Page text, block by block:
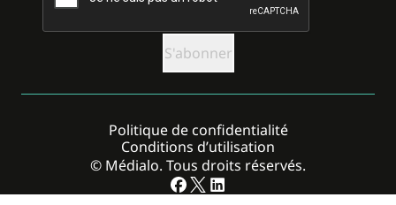
© Médialo. Tous droits réservés.
Politique de confidentialité
Conditions d’utilisation